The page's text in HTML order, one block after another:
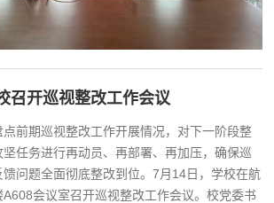
召开巡视整改工作会议
点前期巡视整改工作开展情况，对下一阶段整
坚任务进行再动员、再部署、再加压，确保巡
馈问题全面彻底整改到位。7月14日，学校在航
A608会议室召开巡视整改工作会议。校党委书